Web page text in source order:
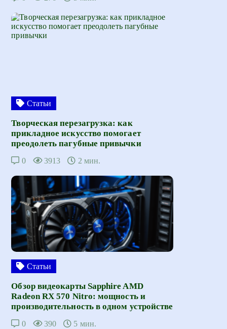
Статьи
Творческая перезагрузка: как
прикладное искусство помогает
преодолеть пагубные привычки
0 3913 2 мин.
Статьи
Обзор видеокарты Sapphire AMD
Radeon RX 570 Nitro: мощность и
производительность в одном устройстве
0 390 5 мин.